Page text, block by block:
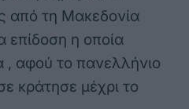
από τη Μακεδονία
επίδοση η οποία
, αφού το πανελλήνιο
κράτησε μέχρι το